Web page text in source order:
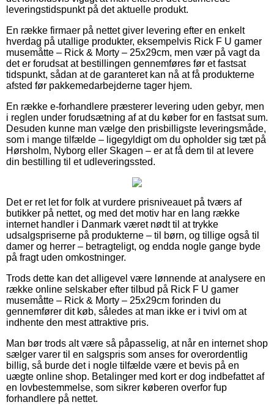
leveringstidspunkt på det aktuelle produkt.
En række firmaer på nettet giver levering efter en enkelt
hverdag på utallige produkter, eksempelvis Rick F U gamer
musemåtte – Rick & Morty – 25x29cm, men vær på vagt da
det er forudsat at bestillingen gennemføres før et fastsat
tidspunkt, sådan at de garanteret kan nå at få produkterne
afsted før pakkemedarbejderne tager hjem.
En række e-forhandlere præsterer levering uden gebyr, men
i reglen under forudsætning af at du køber for en fastsat sum.
Desuden kunne man vælge den prisbilligste leveringsmåde,
som i mange tilfælde – ligegyldigt om du opholder sig tæt på
Hørsholm, Nyborg eller Skagen – er at få dem til at levere
din bestilling til et udleveringssted.
Det er ret let for folk at vurdere prisniveauet på tværs af
butikker på nettet, og med det motiv har en lang række
internet handler i Danmark været nødt til at trykke
udsalgspriserne på produkterne – til børn, og tillige også til
damer og herrer – betragteligt, og endda nogle gange byde
på fragt uden omkostninger.
Trods dette kan det alligevel være lønnende at analysere en
række online selskaber efter tilbud på Rick F U gamer
musemåtte – Rick & Morty – 25x29cm forinden du
gennemfører dit køb, således at man ikke er i tvivl om at
indhente den mest attraktive pris.
Man bør trods alt være så påpasselig, at når en internet shop
sælger varer til en salgspris som anses for overordentlig
billig, så burde det i nogle tilfælde være et bevis på en
uægte online shop. Betalinger med kort er dog indbefattet af
en lovbestemmelse, som sikrer køberen overfor fup
forhandlere på nettet.